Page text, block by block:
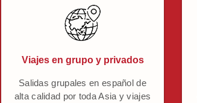
Viajes en grupo y privados
Salidas grupales en español de
alta calidad por toda Asia y viajes